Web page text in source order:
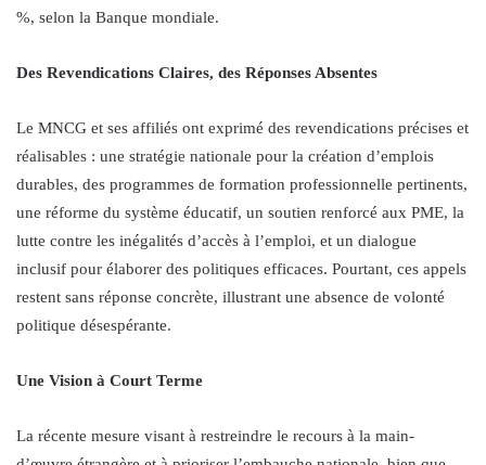
%, selon la Banque mondiale.
Des Revendications Claires, des Réponses Absentes
Le MNCG et ses affiliés ont exprimé des revendications précises et
réalisables : une stratégie nationale pour la création d’emplois
durables, des programmes de formation professionnelle pertinents,
une réforme du système éducatif, un soutien renforcé aux PME, la
lutte contre les inégalités d’accès à l’emploi, et un dialogue
inclusif pour élaborer des politiques efficaces. Pourtant, ces appels
restent sans réponse concrète, illustrant une absence de volonté
politique désespérante.
Une Vision à Court Terme
La récente mesure visant à restreindre le recours à la main-